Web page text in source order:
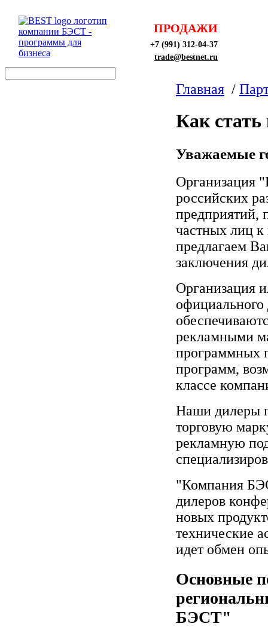
ПРОДАЖИ
+7 (991) 312-04-37
trade@bestnet.ru
Главная /
Как
Уважаемые
Организация
российских
предприятий,
частных лиц к
предлагаем
заключения
Организация
рекламными
программных
программ,
классе
Наши дилеры
торговую
рекламную
"Компания
дилеров
новых
технические
идет обмен
Основные
БЭСТ"